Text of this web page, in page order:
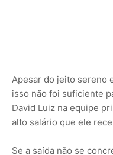
Apesar do jeito sereno
isso não foi suficiente
David Luiz na equipe
alto salário que ele
Se a saída não se